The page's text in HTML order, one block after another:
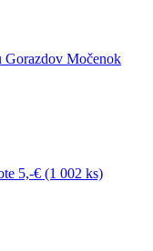
Gorazdov Močenok
5,-€ (1 002 ks)